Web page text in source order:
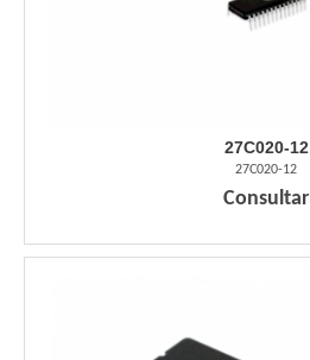
27C020-12
27C020-12
Consultar